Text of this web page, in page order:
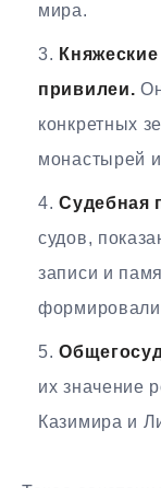
мира.
привилеи.
конкретных
монастырей
Судебная
судов,
записи и
формировали
их значение
Казимира и